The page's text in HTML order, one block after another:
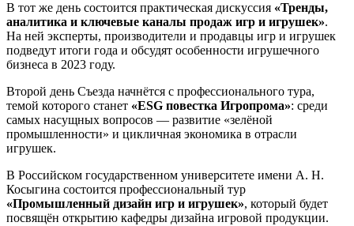
В тот же день состоится практическая дискуссия «Тренды,
аналитика и ключевые каналы продаж игр и игрушек».
На ней эксперты, производители и продавцы игр и игрушек
подведут итоги года и обсудят особенности игрушечного
бизнеса в 2023 году.
Второй день Съезда начнётся с профессионального тура,
темой которого станет «ESG повестка Игропрома»: среди
самых насущных вопросов — развитие «зелёной
промышленности» и цикличная экономика в отрасли
игрушек.
В Российском государственном университете имени А. Н.
Косыгина состоится профессиональный тур
«Промышленный дизайн игр и игрушек», который будет
посвящён открытию кафедры дизайна игровой продукции.